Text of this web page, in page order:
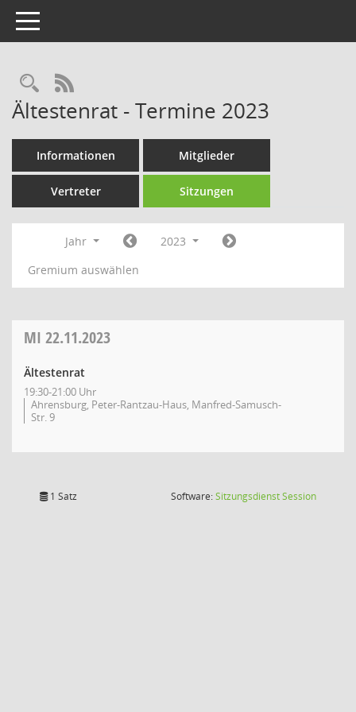
Toggle navigation
Rechercheauswahl
RSS-Feed
Ältestenrat - Termine 2023
Informationen Mitglieder
Vertreter Sitzungen
Jahr
2023
Gremium auswählen
MI 22.11.2023
Ältestenrat
19:30-21:00 Uhr
Ahrensburg, Peter-Rantzau-Haus, Manfred-Samusch-
Str. 9
1 Satz Software:SitzungsdienstSession(Wird in